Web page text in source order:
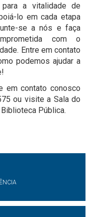
a vitalidade de
lo em cada etapa
se a nós e faça
com o
Entre em contato
podemos ajudar a
em contato conosco
ou visite a Sala do
Pública.